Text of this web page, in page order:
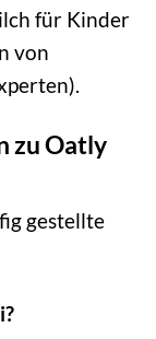
für Kinder
von
zu Oatly
gestellte